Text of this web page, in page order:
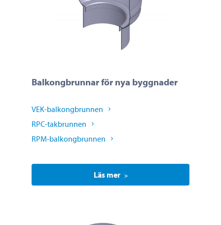
Balkongbrunnar för nya byggnader
VEK-balkongbrunnen
RPC-takbrunnen
RPM-balkongbrunnen
Läs mer